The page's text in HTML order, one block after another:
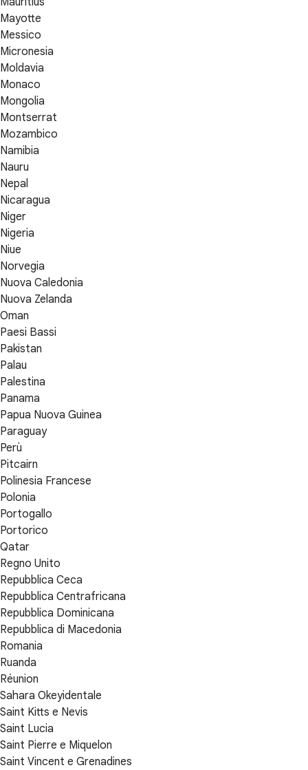
Mayotte
Messico
Micronesia
Moldavia
Monaco
Mongolia
Montserrat
Mozambico
Namibia
Nauru
Nepal
Nicaragua
Niger
Nigeria
Niue
Norvegia
Nuova Caledonia
Nuova Zelanda
Oman
Paesi Bassi
Pakistan
Palau
Palestina
Panama
Papua Nuova Guinea
Paraguay
Perù
Pitcairn
Polinesia Francese
Polonia
Portogallo
Portorico
Qatar
Regno Unito
Repubblica Ceca
Repubblica Centrafricana
Repubblica Dominicana
Repubblica di Macedonia
Romania
Ruanda
Réunion
Sahara Okeyidentale
Saint Kitts e Nevis
Saint Lucia
Saint Pierre e Miquelon
Saint Vincent e Grenadines